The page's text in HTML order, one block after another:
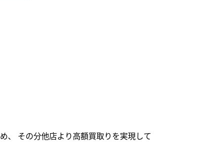
、 その分他店より高額買取りを実現して